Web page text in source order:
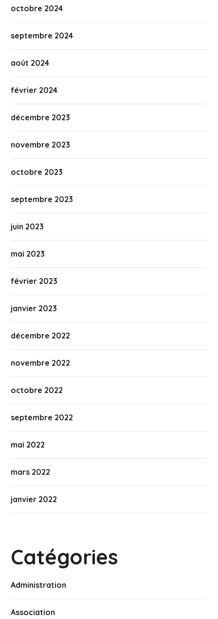
octobre 2024
septembre 2024
août 2024
février 2024
décembre 2023
novembre 2023
octobre 2023
septembre 2023
juin 2023
mai 2023
février 2023
janvier 2023
décembre 2022
novembre 2022
octobre 2022
septembre 2022
mai 2022
mars 2022
janvier 2022
Catégories
Administration
Association